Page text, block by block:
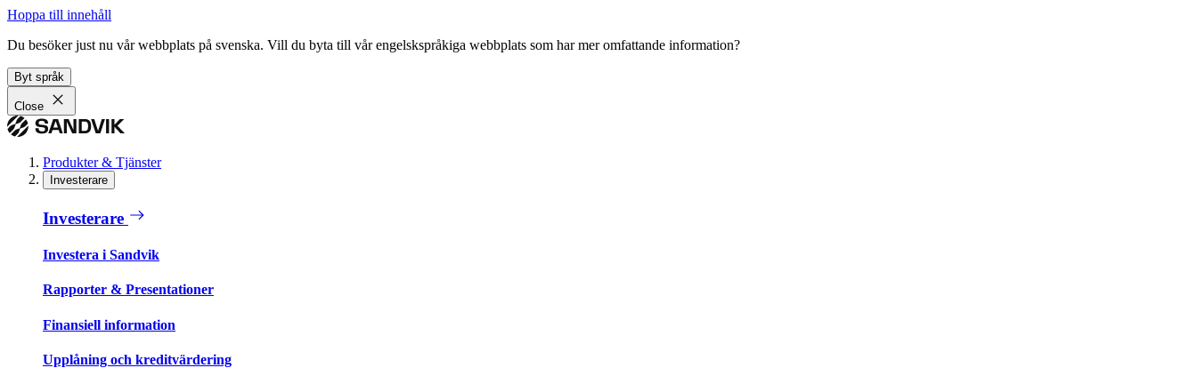
Hoppa till innehåll
Du besöker just nu vår webbplats på svenska. Vill du byta till vår engelskspråkiga webbplats som har mer omfattande information?
Byt språk
Close
Produkter & Tjänster
Investerare
Investerare
Investera i Sandvik
Rapporter & Presentationer
Finansiell information
Upplåning och kreditvärdering